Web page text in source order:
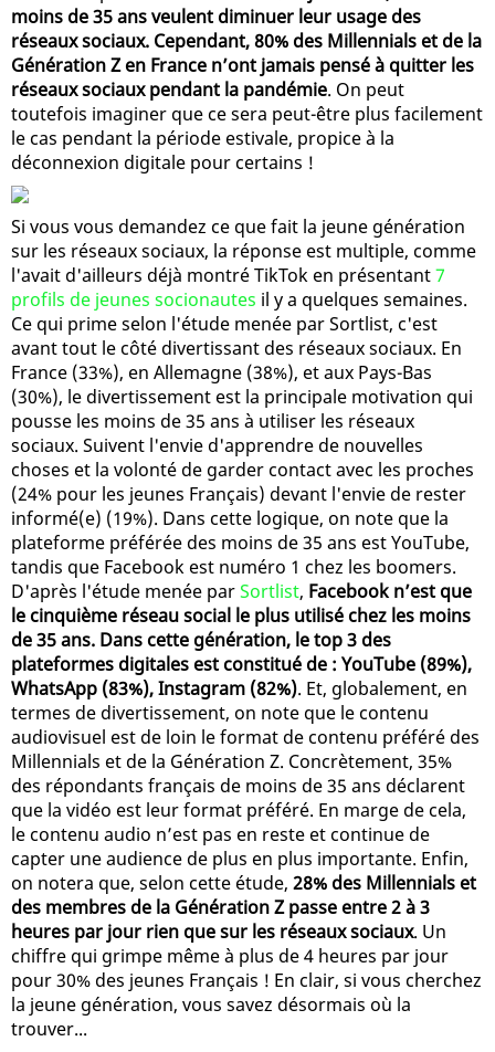
moins de 35 ans veulent diminuer leur usage des
réseaux sociaux. Cependant, 80% des Millennials et de la
Génération Z en France n’ont jamais pensé à quitter les
réseaux sociaux pendant la pandémie. On peut
toutefois imaginer que ce sera peut-être plus facilement
le cas pendant la période estivale, propice à la
déconnexion digitale pour certains !
Si vous vous demandez ce que fait la jeune génération
sur les réseaux sociaux, la réponse est multiple, comme
l'avait d'ailleurs déjà montré TikTok en présentant7
profils de jeunes socionautes il y a quelques semaines.
Ce qui prime selon l'étude menée par Sortlist, c'est
avant tout le côté divertissant des réseaux sociaux. En
France (33%), en Allemagne (38%), et aux Pays-Bas
(30%), le divertissement est la principale motivation qui
pousse les moins de 35 ans à utiliser les réseaux
sociaux. Suivent l'envie d'apprendre de nouvelles
choses et la volonté de garder contact avec les proches
(24% pour les jeunes Français) devant l'envie de rester
informé(e) (19%). Dans cette logique, on note que la
plateforme préférée des moins de 35 ans est YouTube,
tandis que Facebook est numéro 1 chez les boomers.
D'après l'étude menée parSortlist, Facebook n’est que
le cinquième réseau social le plus utilisé chez les moins
de 35 ans. Dans cette génération, le top 3 des
plateformes digitales est constitué de : YouTube (89%),
WhatsApp (83%), Instagram (82%). Et, globalement, en
termes de divertissement, on note que le contenu
audiovisuel est de loin le format de contenu préféré des
Millennials et de la Génération Z. Concrètement, 35%
des répondants français de moins de 35 ans déclarent
que la vidéo est leur format préféré. En marge de cela,
le contenu audio n’est pas en reste et continue de
capter une audience de plus en plus importante. Enfin,
on notera que, selon cette étude, 28% des Millennials et
des membres de la Génération Z passe entre 2 à 3
heures par jour rien que sur les réseaux sociaux. Un
chiffre qui grimpe même à plus de 4 heures par jour
pour 30% des jeunes Français ! En clair, si vous cherchez
la jeune génération, vous savez désormais où la
trouver...